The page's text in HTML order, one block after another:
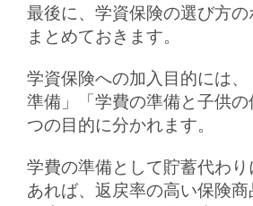
最後に、学資保険の選び方の
まとめておきます。
学資保険への加入目的には
準備」「学費の準備と子供の
つの目的に分かれます。
学費の準備として貯蓄代わ
あれば、返戻率の高い保険